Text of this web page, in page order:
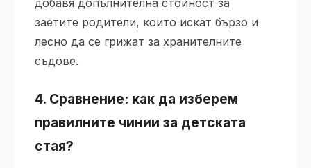
добавя допълнителна стойност за
заетите родители, които искат бързо и
лесно да се грижат за хранителните
съдове.
4. Сравнение: как да изберем
правилните чинии за детската
стая?